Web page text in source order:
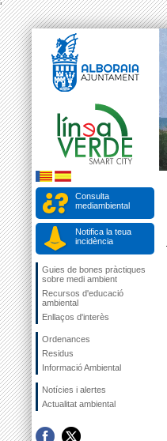
'
Consulta
mediambiental
Notifica la teua
incidència
Guies de bones pràctiques
sobre medi ambient
Recursos d'educació
ambiental
Enllaços d'interès
Ordenances
Residus
Informació Ambiental
Notícies i alertes
Actualitat ambiental